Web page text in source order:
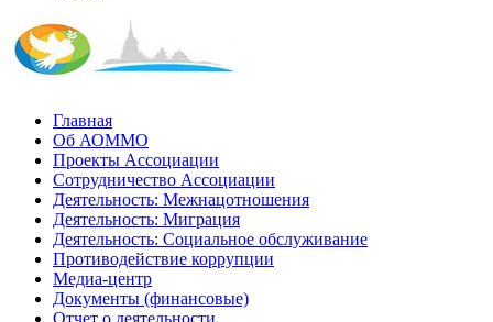
Главная
Об АОММО
Проекты Ассоциации
Сотрудничество Ассоциации
Деятельность: Межнацотношения
Деятельность: Миграция
Деятельность: Социальное обслуживание
Противодействие коррупции
Медиа-центр
Документы (финансовые)
Отчет о деятельности